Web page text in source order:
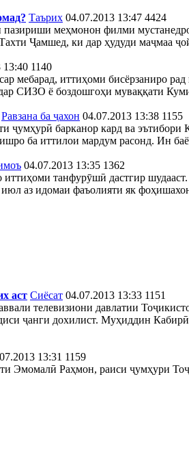
Таърих 04.07.2013 13:47 4424
меҳмонон филми
Ҷамшед, ки дар ҳудуди маҷмаа
13:40 1140
мебарад, иттиҳоми бисёрзаниро
СИЗО ё боздошгоҳи муваққати
Равзана ба ҷахон 04.07.2013 13:38 1155
барканор кард ва
ба иттилои мардум расонд. Ин
04.07.2013 13:35 1362
танфурӯшӣ дастгир
аз идомаи фаъолияти як
аст Сиёсат 04.07.2013 13:33 1151
телевизиони давлатии
ҷанги дохилист. Муҳиддин
13:31 1159
Эмомалӣ Раҳмон, раиси ҷумҳури